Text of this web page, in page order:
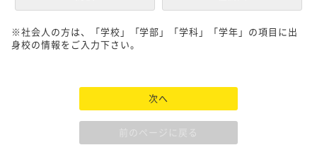
※社会人の方は、「学校」「学部」「学科」「学年」の項目に出
身校の情報をご入力下さい。
次へ
前のページに戻る